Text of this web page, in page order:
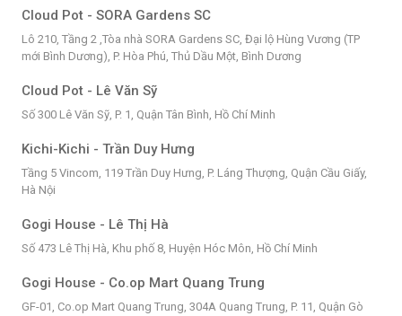
Cloud Pot - SORA Gardens SC
Lô 210, Tầng 2 ,Tòa nhà SORA Gardens SC, Đại lộ Hùng Vương (TP
mới Bình Dương), P. Hòa Phú, Thủ Dầu Một, Bình Dương
Cloud Pot - Lê Văn Sỹ
Số 300 Lê Văn Sỹ, P. 1, Quận Tân Bình, Hồ Chí Minh
Kichi-Kichi - Trần Duy Hưng
Tầng 5 Vincom, 119 Trần Duy Hưng, P. Láng Thượng, Quận Cầu Giấy,
Hà Nội
Gogi House - Lê Thị Hà
Số 473 Lê Thị Hà, Khu phố 8, Huyện Hóc Môn, Hồ Chí Minh
Gogi House - Co.op Mart Quang Trung
GF-01, Co.op Mart Quang Trung, 304A Quang Trung, P. 11, Quận Gò